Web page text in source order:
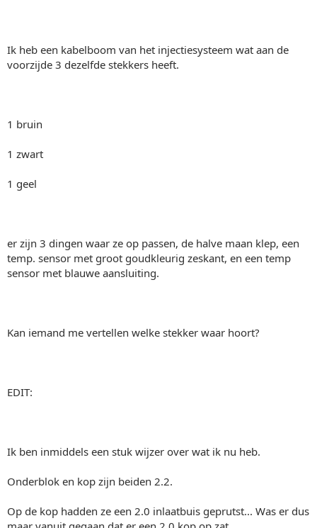
Ik heb een kabelboom van het injectiesysteem wat aan de
voorzijde 3 dezelfde stekkers heeft.
1 bruin
1 zwart
1 geel
er zijn 3 dingen waar ze op passen, de halve maan klep, een
temp. sensor met groot goudkleurig zeskant, en een temp
sensor met blauwe aansluiting.
Kan iemand me vertellen welke stekker waar hoort?
EDIT:
Ik ben inmiddels een stuk wijzer over wat ik nu heb.
Onderblok en kop zijn beiden 2.2.
Op de kop hadden ze een 2.0 inlaatbuis geprutst... Was er dus